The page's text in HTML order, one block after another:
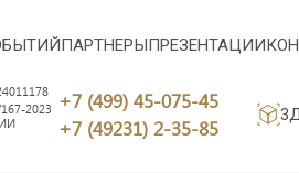
ПАРТНЕРЫПРЕЗЕНТАЦИИ
2023 +7 (499) 45-075-45
+7 (49231) 2-35-85